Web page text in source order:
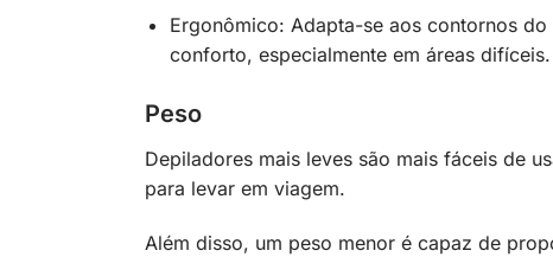
Ergonômico: Adapta-se aos contornos
conforto, especialmente em áreas difíceis.
Peso
Depiladores mais leves são mais fáceis de
para levar em viagem.
Além disso, um peso menor é capaz de